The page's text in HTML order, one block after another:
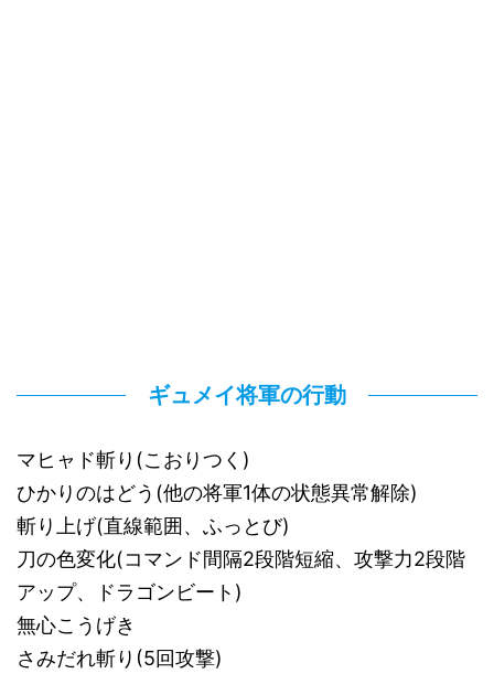
ギュメイ将軍の行動
マヒャド斬り(こおりつく)
ひかりのはどう(他の将軍1体の状態異常解除)
斬り上げ(直線範囲、ふっとび)
刀の色変化(コマンド間隔2段階短縮、攻撃力2段階
アップ、ドラゴンビート)
無心こうげき
さみだれ斬り(5回攻撃)